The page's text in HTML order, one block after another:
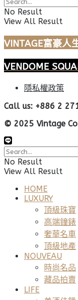
No Result
View All Result
VINTAGE富豪人
VENDOME
隱私權政策
Call us: +886 2
© 2025 Vintage
No Result
View All Result
HOME
LUXURY
頂級珠寶
高端鐘錶
奢華名車
頂級地產
NOUVEAU
時尚名品
藏品拍賣
LIFE